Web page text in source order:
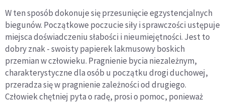
W ten sposób dokonuje się przesunięcie egzystencjalnych
bie­gunów. Początkowe poczucie siły i sprawczości ustępuje
miej­sca doświadczeniu słabości i nieumiejętności. Jest to
dobry znak - swoisty papierek lakmusowy boskich
przemian w czło­wieku. Pragnienie bycia niezależnym,
charakterystyczne dla osób u początku drogi duchowej,
przeradza się w pragnienie zależności od drugiego.
Człowiek chętniej pyta o radę, prosi o pomoc, ponieważ